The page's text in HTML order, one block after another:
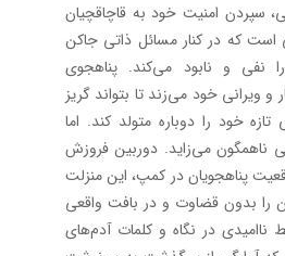
سپردن امنیت خود به قاچاقچیان
است که در کنار مسائل ذاتی جاکن
نفی و نابود می‌کند. پناهجوی
و ویرانی خود می‌زند تا بتواند گریز
خود را دوباره متولد کند. اما
ناهمگون می‌زاید. دوربین فروزش
پناهجویان در کمپ، این منزلت
را بدون قضاوت و در بافت واقعی
در نگاه و کلمات آدم‌های